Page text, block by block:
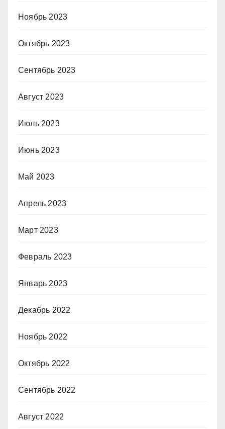
Ноябрь 2023
Октябрь 2023
Сентябрь 2023
Август 2023
Июль 2023
Июнь 2023
Май 2023
Апрель 2023
Март 2023
Февраль 2023
Январь 2023
Декабрь 2022
Ноябрь 2022
Октябрь 2022
Сентябрь 2022
Август 2022